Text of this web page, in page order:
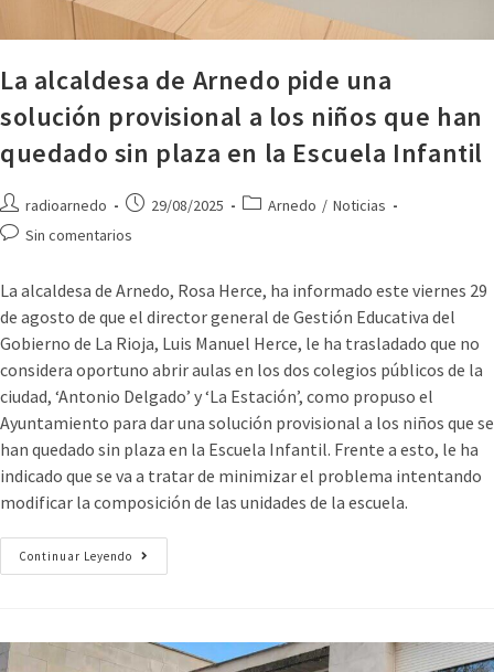
La alcaldesa de Arnedo pide una
solución provisional a los niños que han
quedado sin plaza en la Escuela Infantil
radioarnedo 29/08/2025 Arnedo / Noticias
Sin comentarios
La alcaldesa de Arnedo, Rosa Herce, ha informado este viernes 29
de agosto de que el director general de Gestión Educativa del
Gobierno de La Rioja, Luis Manuel Herce, le ha trasladado que no
considera oportuno abrir aulas en los dos colegios públicos de la
ciudad, ‘Antonio Delgado’ y ‘La Estación’, como propuso el
Ayuntamiento para dar una solución provisional a los niños que se
han quedado sin plaza en la Escuela Infantil. Frente a esto, le ha
indicado que se va a tratar de minimizar el problema intentando
modificar la composición de las unidades de la escuela.
Continuar Leyendo